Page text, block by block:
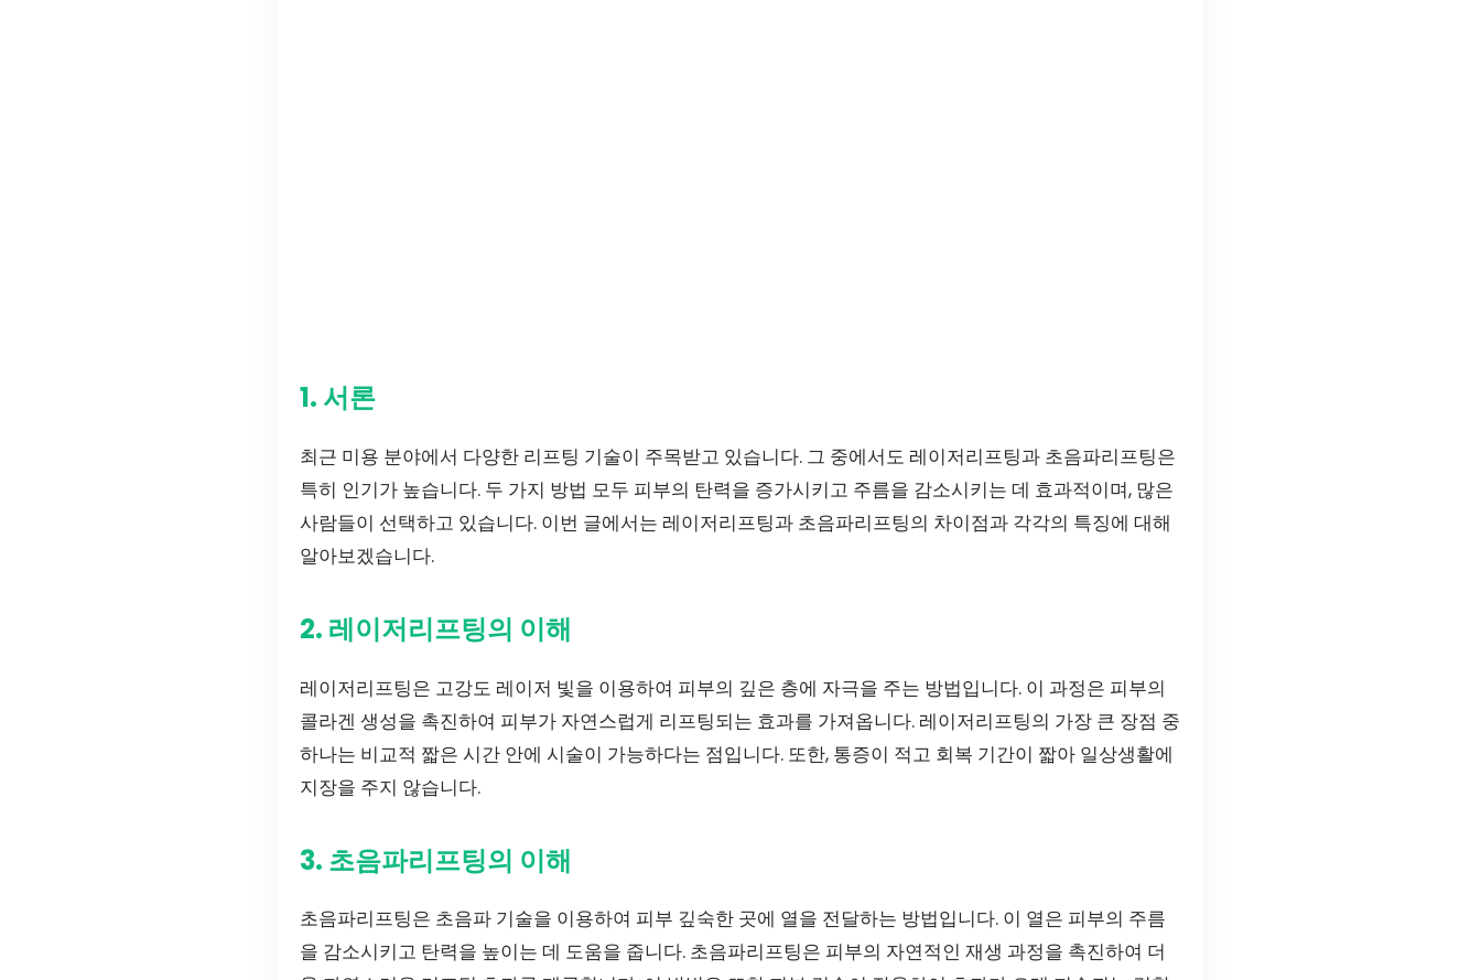
1. 서론
최근 미용 분야에서 다양한 리프팅 기술이 주목받고 있습니다. 그 중에서도 레이저리프팅과 초음파리프팅은
특히 인기가 높습니다. 두 가지 방법 모두 피부의 탄력을 증가시키고 주름을 감소시키는 데 효과적이며, 많은
사람들이 선택하고 있습니다. 이번 글에서는 레이저리프팅과 초음파리프팅의 차이점과 각각의 특징에 대해
알아보겠습니다.
2. 레이저리프팅의 이해
레이저리프팅은 고강도 레이저 빛을 이용하여 피부의 깊은 층에 자극을 주는 방법입니다. 이 과정은 피부의
콜라겐 생성을 촉진하여 피부가 자연스럽게 리프팅되는 효과를 가져옵니다. 레이저리프팅의 가장 큰 장점 중
하나는 비교적 짧은 시간 안에 시술이 가능하다는 점입니다. 또한, 통증이 적고 회복 기간이 짧아 일상생활에
지장을 주지 않습니다.
3. 초음파리프팅의 이해
초음파리프팅은 초음파 기술을 이용하여 피부 깊숙한 곳에 열을 전달하는 방법입니다. 이 열은 피부의 주름
을 감소시키고 탄력을 높이는 데 도움을 줍니다. 초음파리프팅은 피부의 자연적인 재생 과정을 촉진하여 더